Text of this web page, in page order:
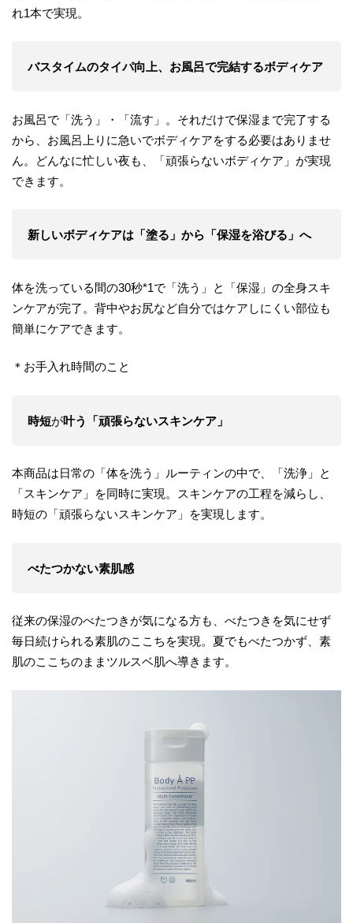
れ1本で実現。
バスタイムのタイパ向上、お風呂で完結するボディケア
お風呂で「洗う」・「流す」。それだけで保湿まで完了する
から、お風呂上りに急いでボディケアをする必要はありませ
ん。どんなに忙しい夜も、「頑張らないボディケア」が実現
できます。
新しいボディケアは「塗る」から「保湿を浴びる」へ
体を洗っている間の30秒*1で「洗う」と「保湿」の全身スキ
ンケアが完了。背中やお尻など自分ではケアしにくい部位も
簡単にケアできます。
＊お手入れ時間のこと
時短が叶う「頑張らないスキンケア」
本商品は日常の「体を洗う」ルーティンの中で、「洗浄」と
「スキンケア」を同時に実現。スキンケアの工程を減らし、
時短の「頑張らないスキンケア」を実現します。
べたつかない素肌感
従来の保湿のべたつきが気になる方も、べたつきを気にせず
毎日続けられる素肌のここちを実現。夏でもべたつかず、素
肌のここちのままツルスベ肌へ導きます。